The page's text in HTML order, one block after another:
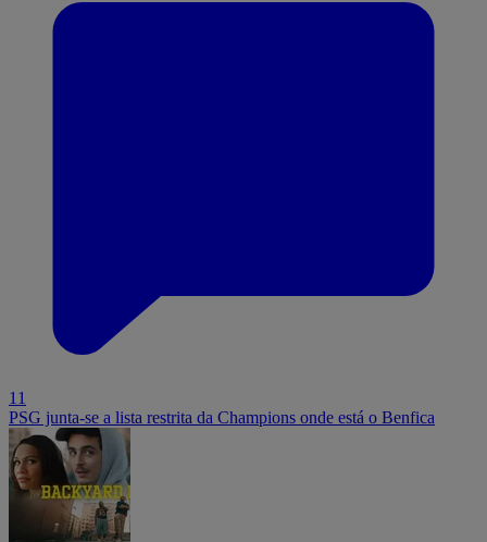
11
PSG junta-se a lista restrita da Champions onde está o Benfica